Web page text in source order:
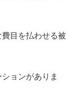
目を払わせる被
ョンがありま